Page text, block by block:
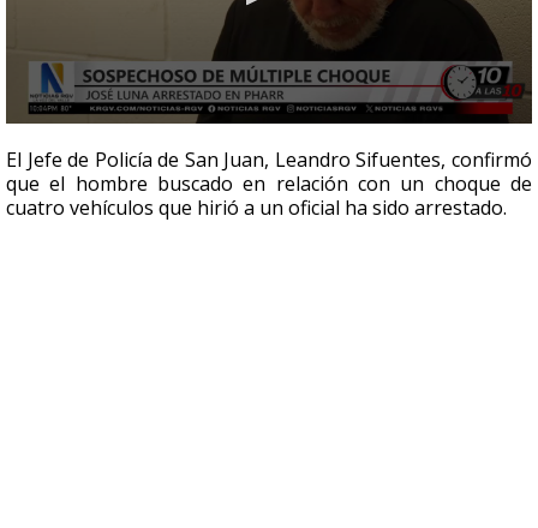
seconds
of
38
seconds
El Jefe de Policía de San Juan, Leandro Sifuentes, confirmó
que el hombre buscado en relación con un choque de
cuatro vehículos que hirió a un oficial ha sido arrestado.